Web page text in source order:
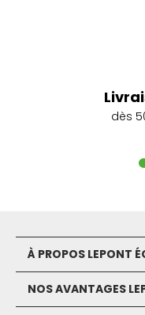
dès
À PROPOS LEPONT
NOS AVANTAGES